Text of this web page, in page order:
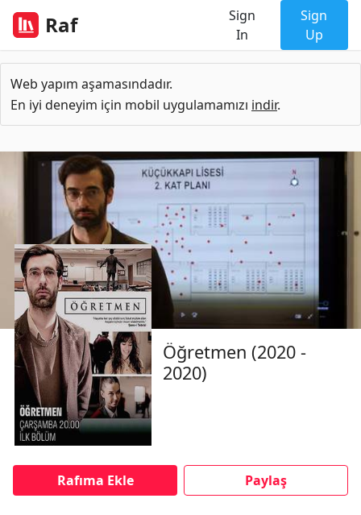
Raf
Sign
In
Sign
Up
Web yapım aşamasındadır.
En iyi deneyim için mobil uygulamamızı indir.
Öğretmen (2020 -
2020)
Rafıma Ekle Paylaş